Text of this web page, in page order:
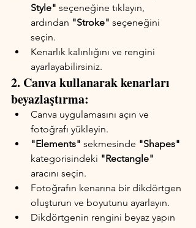
Style" seçeneğine tıklayın,
ardından "Stroke" seçeneğini
seçin.
Kenarlık kalınlığını ve rengini
ayarlayabilirsiniz.
2. Canva kullanarak kenarları
beyazlaştırma:
Canva uygulamasını açın ve
fotoğrafı yükleyin.
"Elements" sekmesinde "Shapes"
kategorisindeki "Rectangle"
aracını seçin.
Fotoğrafın kenarına bir dikdörtgen
oluşturun ve boyutunu ayarlayın.
Dikdörtgenin rengini beyaz yapın